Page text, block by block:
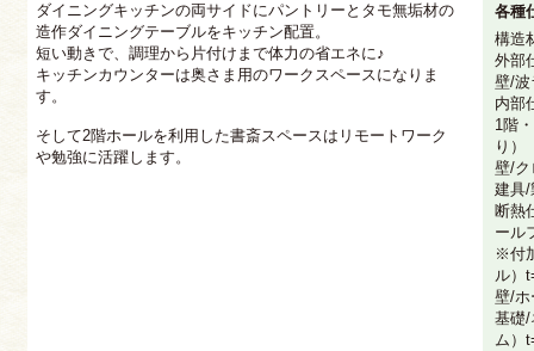
ダイニングキッチンの両サイドにパントリーとタモ無垢材の
造作ダイニングテーブルをキッチン配置。
短い動きで、調理から片付けまで体力の省エネに♪
キッチンカウンターは奥さま用のワークスペースになりま
す。
そして2階ホールを利用した書斎スペースはリモートワーク
や勉強に活躍します。
各種
構造
外部
壁/
内部
1階
り）
壁/ク
建具/
断熱
ール
※付
ル）
壁/ホ
基礎/
ム）